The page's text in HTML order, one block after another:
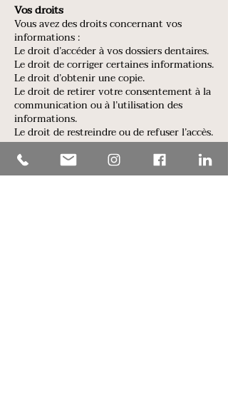
Vos droits
Vous avez des droits concernant vos
informations :
Le droit d’accéder à vos dossiers dentaires.
Le droit de corriger certaines informations.
Le droit d’obtenir une copie.
Le droit de retirer votre consentement à la
communication ou à l’utilisation des
informations.
Le droit de restreindre ou de refuser l’accès.
Le droit d’être informé si vos informations
sont partagées à l’extérieur du Québec.